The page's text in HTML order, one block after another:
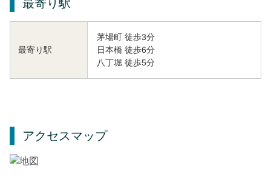
最寄り駅
最寄り駅
茅場町 徒歩3分
日本橋 徒歩6分
八丁堀 徒歩5分
アクセスマップ